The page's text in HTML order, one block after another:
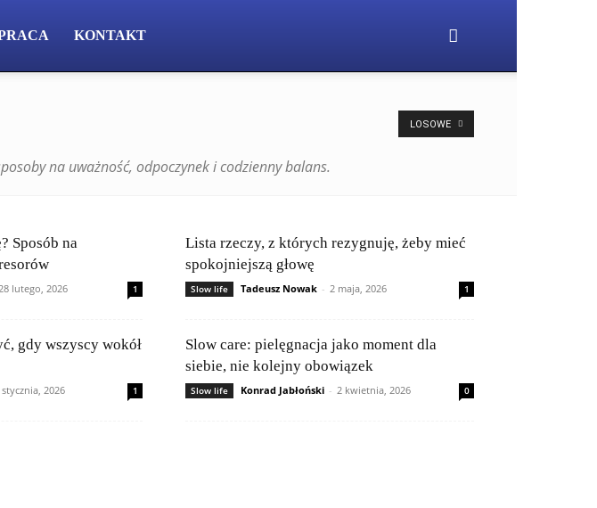
KONTAKT
na uważność, odpoczynek i codzienny balans.
LOSOWE
Sposób na
lutego, 2026 1
Lista rzeczy, z których rezygnuję, żeby mieć
spokojniejszą głowę
Slow life Tadeusz Nowak - 2 maja, 2026 1
gdy wszyscy wokół
2026 1
Slow care: pielęgnacja jako moment dla
siebie, nie kolejny obowiązek
Slow life Konrad Jabłoński - 2 kwietnia, 2026 0